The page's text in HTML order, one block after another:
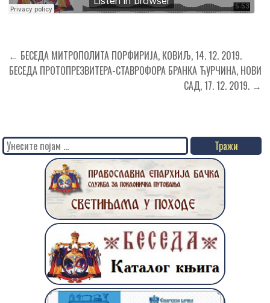
Кретање
чланка
← БЕСЕДА МИТРОПОЛИТА ПОРФИРИЈА, КОВИЉ, 14. 12. 2019.
БЕСЕДА ПРОТОПРЕЗВИТЕРА-СТАВРОФОРА БРАНКА ЋУРЧИНА, НОВИ
САД, 17. 12. 2019. →
Search
for: